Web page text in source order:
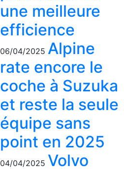
une meilleure
efficience
06/04/2025 Alpine
rate encore le
coche à Suzuka
et reste la seule
équipe sans
point en 2025
04/04/2025 Volvo